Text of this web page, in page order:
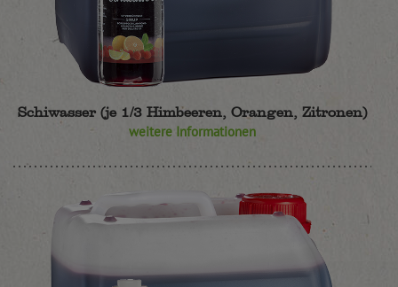
Schiwasser (je 1/3 Himbeeren, Orangen, Zitronen)
weitere Informationen